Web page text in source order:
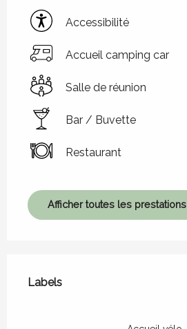
Accessibilité
Accueil camping car
Salle de réunion
Bar / Buvette
Restaurant
Afficher toutes les prestations
Labels
Labels